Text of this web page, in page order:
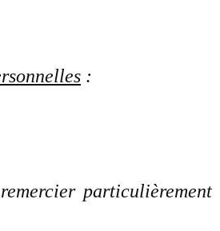
:
particulièrement